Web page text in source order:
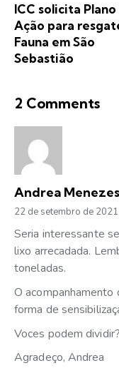
ICC solicita Plano
Ação para
Fauna em São
Sebastião
2 Comments
Andrea Menezes
22 de setembro de 2021
Seria interessante
lixo arrecadada.
toneladas.
O
forma de
Voces podem dividir?
Agradeço, Andrea